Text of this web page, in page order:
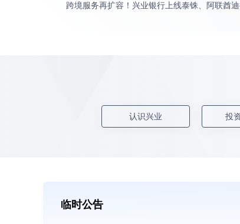
跨境服务再扩容！兴业银行上线泰铢、阿联酋
认识兴业 投
临时公告